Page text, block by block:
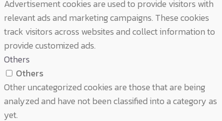
Advertisement cookies are used to provide visitors with
relevant ads and marketing campaigns. These cookies
track visitors across websites and collect information to
provide customized ads.
Others
Others
Other uncategorized cookies are those that are being
analyzed and have not been classified into a category as
yet.